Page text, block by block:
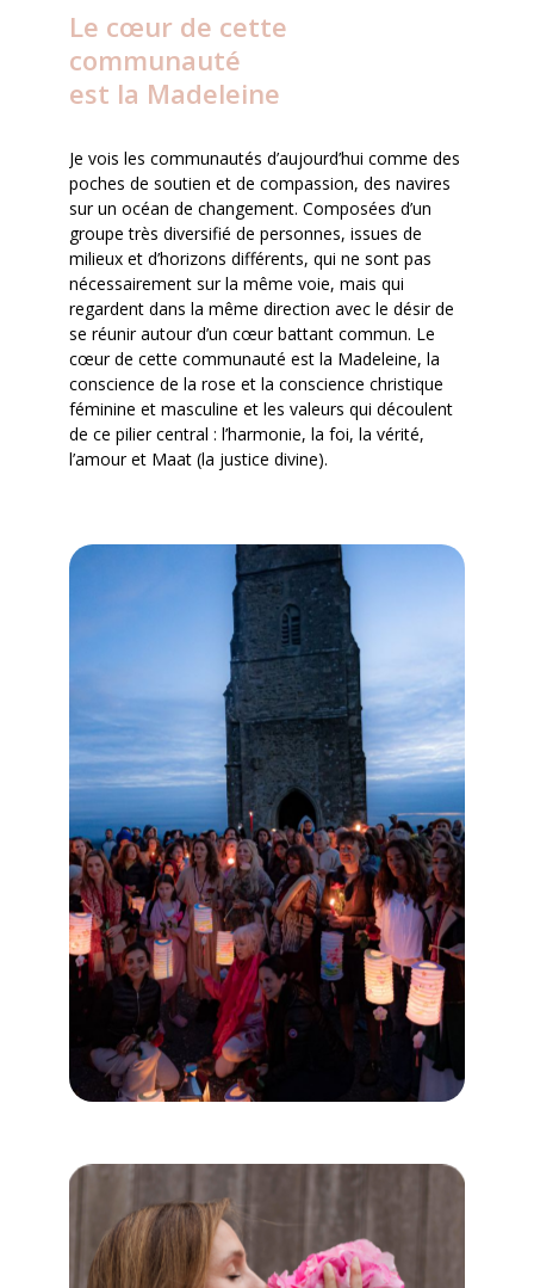
Le cœur de cette
communauté
est la Madeleine
Je vois les communautés d’aujourd’hui comme des
poches de soutien et de compassion, des navires
sur un océan de changement. Composées d’un
groupe très diversifié de personnes, issues de
milieux et d’horizons différents, qui ne sont pas
nécessairement sur la même voie, mais qui
regardent dans la même direction avec le désir de
se réunir autour d’un cœur battant commun. Le
cœur de cette communauté est la Madeleine, la
conscience de la rose et la conscience christique
féminine et masculine et les valeurs qui découlent
de ce pilier central : l’harmonie, la foi, la vérité,
l’amour et Maat (la justice divine).